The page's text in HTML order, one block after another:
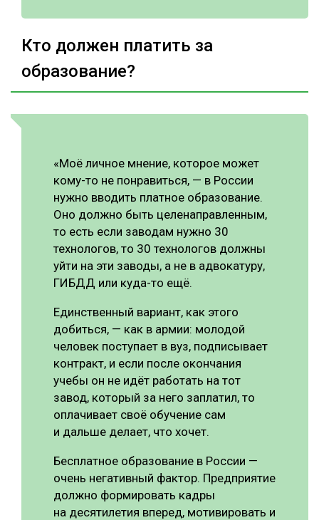
Кто должен платить за
образование?
«Моё личное мнение, которое может
кому-то не понравиться, — в России
нужно вводить платное образование.
Оно должно быть целенаправленным,
то есть если заводам нужно 30
технологов, то 30 технологов должны
уйти на эти заводы, а не в адвокатуру,
ГИБДД или куда-то ещё.
Единственный вариант, как этого
добиться, — как в армии: молодой
человек поступает в вуз, подписывает
контракт, и если после окончания
учебы он не идёт работать на тот
завод, который за него заплатил, то
оплачивает своё обучение сам
и дальше делает, что хочет.
Бесплатное образование в России —
очень негативный фактор. Предприятие
должно формировать кадры
на десятилетия вперед, мотивировать и